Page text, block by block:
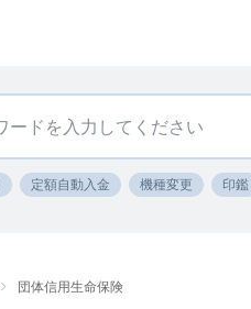
定額自動入金 機種変更 印鑑
団体信用生命保険